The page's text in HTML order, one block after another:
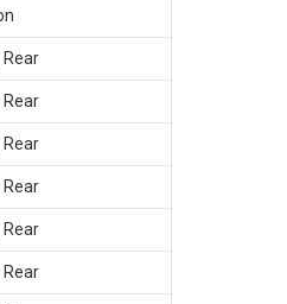
Rear
Rear
Rear
Rear
Rear
Rear